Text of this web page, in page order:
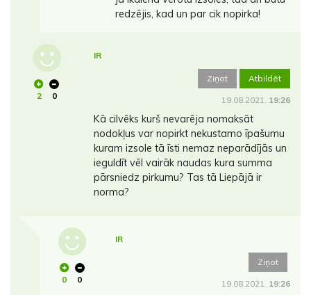
redzējis, kad un par cik nopirka!
2 0
IR
Ziņot Atbildēt
19.08.2021. 19:26
Kā cilvēks kurš nevarēja nomaksāt
nodokļus var nopirkt nekustamo īpašumu
kuram izsole tā īsti nemaz neparādījās un
ieguldīt vēl vairāk naudas kura summa
pārsniedz pirkumu? Tas tā Liepājā ir
norma?
0 0
IR
Ziņot
19.08.2021. 19:26